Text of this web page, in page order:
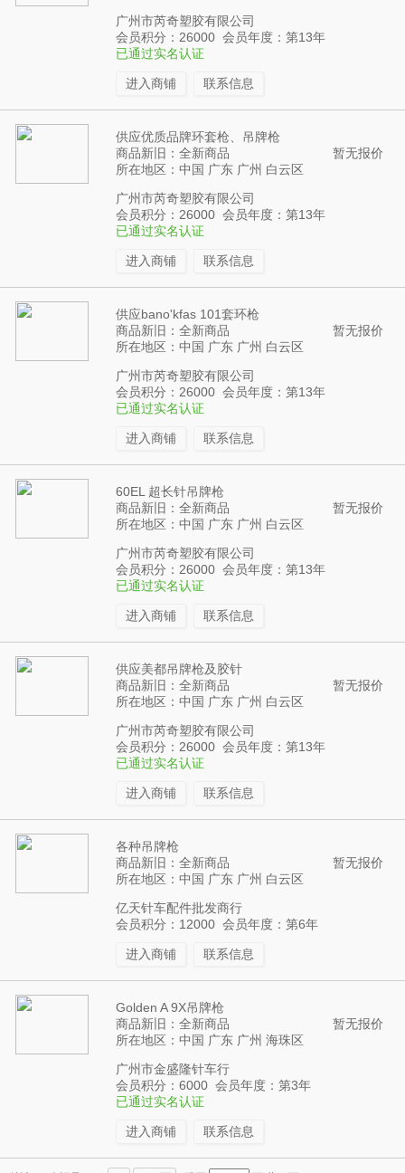
广州市芮奇塑胶有限公司
会员积分：26000 会员年度：第13年
已通过实名认证
进入商铺 联系信息
供应优质品牌环套枪、吊牌枪
商品新旧：全新商品
所在地区：中国 广东 广州 白云区
暂无报价
广州市芮奇塑胶有限公司
会员积分：26000 会员年度：第13年
已通过实名认证
进入商铺 联系信息
供应bano'kfas 101套环枪
商品新旧：全新商品
所在地区：中国 广东 广州 白云区
暂无报价
广州市芮奇塑胶有限公司
会员积分：26000 会员年度：第13年
已通过实名认证
进入商铺 联系信息
60EL 超长针吊牌枪
商品新旧：全新商品
所在地区：中国 广东 广州 白云区
暂无报价
广州市芮奇塑胶有限公司
会员积分：26000 会员年度：第13年
已通过实名认证
进入商铺 联系信息
供应美都吊牌枪及胶针
商品新旧：全新商品
所在地区：中国 广东 广州 白云区
暂无报价
广州市芮奇塑胶有限公司
会员积分：26000 会员年度：第13年
已通过实名认证
进入商铺 联系信息
各种吊牌枪
商品新旧：全新商品
所在地区：中国 广东 广州 白云区
暂无报价
亿天针车配件批发商行
会员积分：12000 会员年度：第6年
进入商铺 联系信息
Golden A 9X吊牌枪
商品新旧：全新商品
所在地区：中国 广东 广州 海珠区
暂无报价
广州市金盛隆针车行
会员积分：6000 会员年度：第3年
已通过实名认证
进入商铺 联系信息